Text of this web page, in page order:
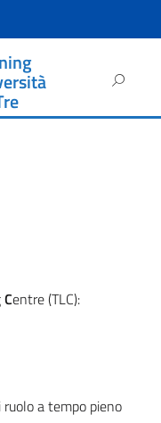
per:
Centre(TLC):
a tempo pieno